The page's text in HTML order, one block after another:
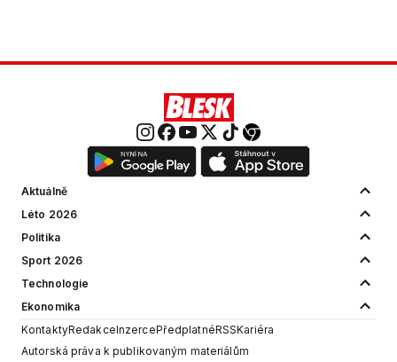
Aktuálně
Léto 2026
Politika
Sport 2026
Technologie
Ekonomika
KontaktyRedakceInzercePředplatnéRSSKariéra
Autorská práva k publikovaným materiálům